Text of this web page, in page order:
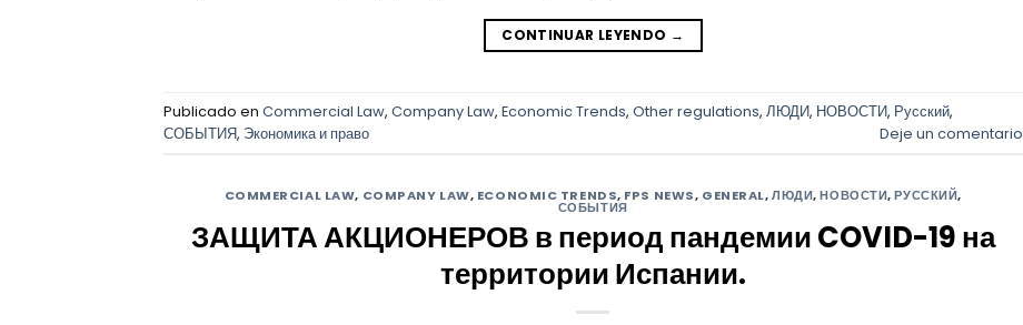
CONTINUAR LEYENDO →
Publicado en Commercial Law, Company Law, Economic Trends, Other regulations, ЛЮДИ, НОВОСТИ, Русский,
СОБЫТИЯ, Экономика и право Deje un comentario
COMMERCIAL LAW, COMPANY LAW, ECONOMIC TRENDS, FPS NEWS, GENERAL,ЛЮДИ,НОВОСТИ,РУССКИЙ,
СОБЫТИЯ
ЗАЩИТА АКЦИОНЕРОВ в период пандемии COVID-19 на
территории Испании.